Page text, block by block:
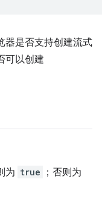
器是否支持创建流式
可以创建
为 true ；否则为